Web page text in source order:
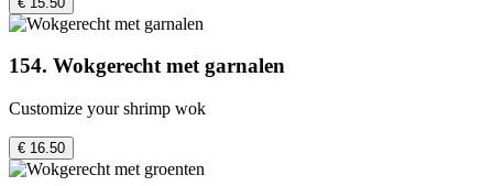
154. Wokgerecht met garnalen
Customize your shrimp wok
€ 16.50